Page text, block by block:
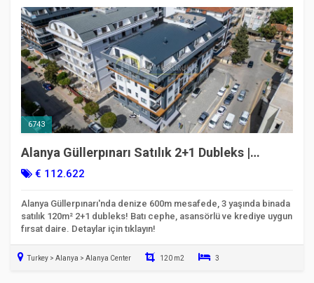
6743
Alanya Güllerpınarı Satılık 2+1 Dubleks |
Krediye Uygun | 6743
€ 112.622
Alanya Güllerpınarı'nda denize 600m mesafede, 3 yaşında binada
satılık 120m² 2+1 dubleks! Batı cephe, asansörlü ve krediye uygun
fırsat daire. Detaylar için tıklayın!
Turkey > Alanya > Alanya Center 120 m2 3